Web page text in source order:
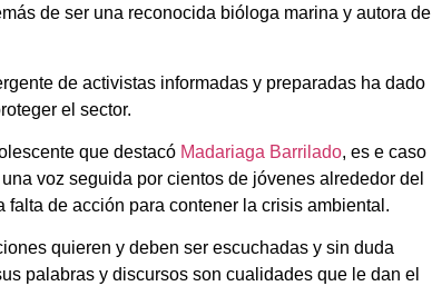
de ser una reconocida bióloga marina y autora de
de activistas informadas y preparadas ha dado
el sector.
que destacó Madariaga Barrilado, es e caso
voz seguida por cientos de jóvenes alrededor del
de acción para contener la crisis ambiental.
quieren y deben ser escuchadas y sin duda
palabras y discursos son cualidades que le dan el